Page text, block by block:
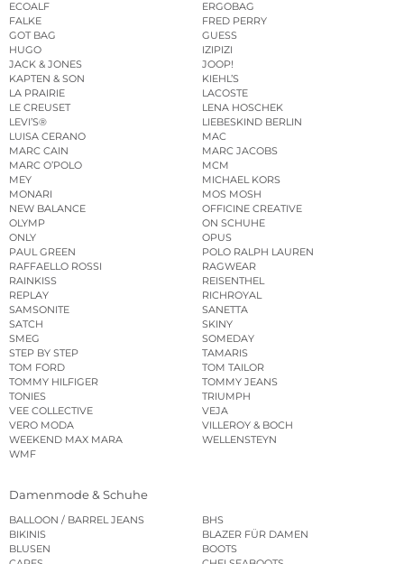
ECOALF
ERGOBAG
FALKE
FRED PERRY
GOT BAG
GUESS
HUGO
IZIPIZI
JACK & JONES
JOOP!
KAPTEN & SON
KIEHL’S
LA PRAIRIE
LACOSTE
LE CREUSET
LENA HOSCHEK
LEVI’S®
LIEBESKIND BERLIN
LUISA CERANO
MAC
MARC CAIN
MARC JACOBS
MARC O’POLO
MCM
MEY
MICHAEL KORS
MONARI
MOS MOSH
NEW BALANCE
OFFICINE CREATIVE
OLYMP
ON SCHUHE
ONLY
OPUS
PAUL GREEN
POLO RALPH LAUREN
RAFFAELLO ROSSI
RAGWEAR
RAINKISS
REISENTHEL
REPLAY
RICHROYAL
SAMSONITE
SANETTA
SATCH
SKINY
SMEG
SOMEDAY
STEP BY STEP
TAMARIS
TOM FORD
TOM TAILOR
TOMMY HILFIGER
TOMMY JEANS
TONIES
TRIUMPH
VEE COLLECTIVE
VEJA
VERO MODA
VILLEROY & BOCH
WEEKEND MAX MARA
WELLENSTEYN
WMF
Damenmode & Schuhe
BALLOON / BARREL JEANS
BHS
BIKINIS
BLAZER FÜR DAMEN
BLUSEN
BOOTS